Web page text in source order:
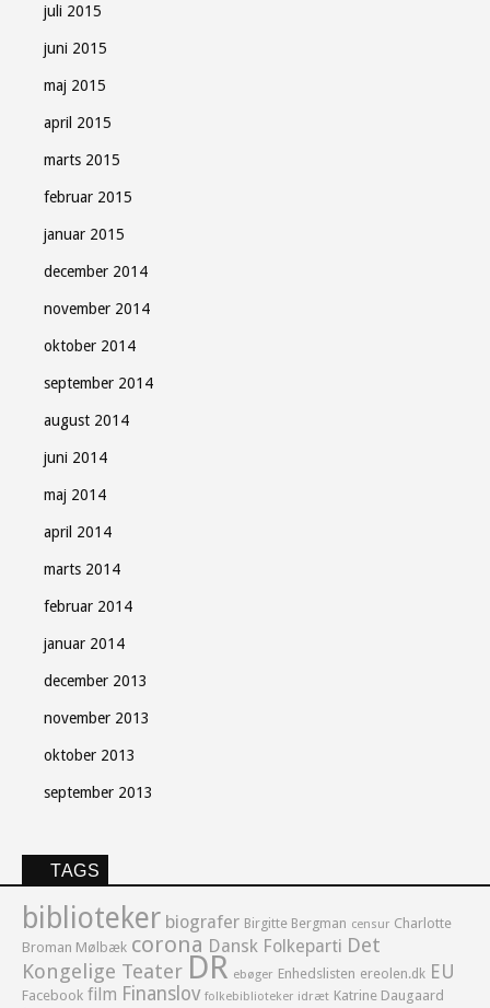
juli 2015
juni 2015
maj 2015
april 2015
marts 2015
februar 2015
januar 2015
december 2014
november 2014
oktober 2014
september 2014
august 2014
juni 2014
maj 2014
april 2014
marts 2014
februar 2014
januar 2014
december 2013
november 2013
oktober 2013
september 2013
TAGS
biblioteker biografer Birgitte Bergman censur Charlotte
Broman Mølbæk corona Dansk Folkeparti Det
Kongelige Teater DR ebøger Enhedslisten ereolen.dk EU
Facebook film Finanslov folkebiblioteker idræt Katrine Daugaard